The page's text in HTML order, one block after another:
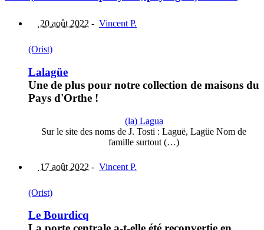
20 août 2022 - Vincent P.
(Orist)
Lalagüe
Une de plus pour notre collection de maisons du
Pays d'Orthe !
(la) Lagua
Sur le site des noms de J. Tosti : Laguë, Lagüe Nom de
famille surtout (…)
17 août 2022 - Vincent P.
(Orist)
Le Bourdicq